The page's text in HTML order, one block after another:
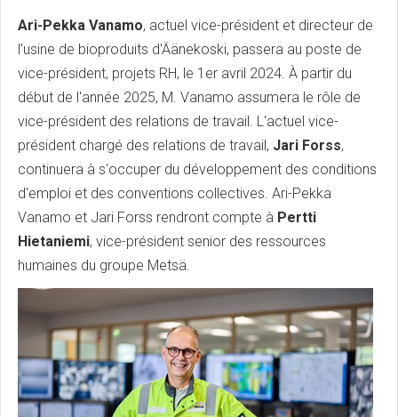
Ari-Pekka Vanamo, actuel vice-président et directeur de
l'usine de bioproduits d'Äänekoski, passera au poste de
vice-président, projets RH, le 1er avril 2024. À partir du
début de l'année 2025, M. Vanamo assumera le rôle de
vice-président des relations de travail. L'actuel vice-
président chargé des relations de travail, Jari Forss,
continuera à s'occuper du développement des conditions
d'emploi et des conventions collectives. Ari-Pekka
Vanamo et Jari Forss rendront compte à Pertti
Hietaniemi, vice-président senior des ressources
humaines du groupe Metsä.